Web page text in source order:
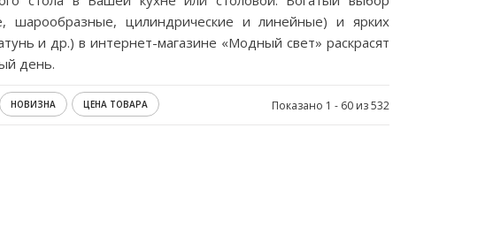
шарообразные, цилиндрические и линейные) и ярких
и др.) в интернет-магазине «Модный свет» раскрасят
день.
НОВИЗНА ЦЕНА ТОВАРА Показано 1 - 60 из 532